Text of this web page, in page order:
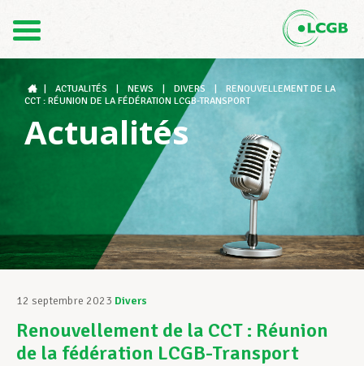
DE
Le LCGB
Structures syndicales
Assistance au Travail
Vos droits
ACTUALITÉS NEWS DIVERS
RENOUVELLEMENT DE LA
CCT : RÉUNION DE LA FÉDÉRATION LCGB-TRANSPORT
Actualités
12 septembre 2023 Divers
Renouvellement de la CCT : Réunion
de la fédération LCGB-Transport